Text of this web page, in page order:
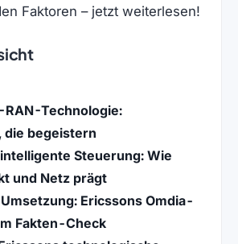
Faktoren – jetzt weiterlesen!
RAN-Technologie:
die begeistern
Steuerung: Wie
und Netz prägt
Ericssons Omdia-
Fakten-Check